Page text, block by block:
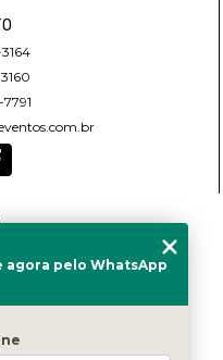
7791
agora pelo WhatsApp